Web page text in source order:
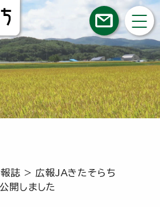
誌 > 広報JAきたそらち
しました